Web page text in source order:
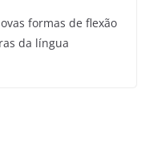
formas de flexão
da língua